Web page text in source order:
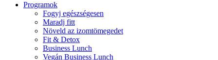
Programok
Fogyj egészségesen
Maradj fitt
Növeld az izomtömegedet
Fit & Detox
Business Lunch
Vegán Business Lunch